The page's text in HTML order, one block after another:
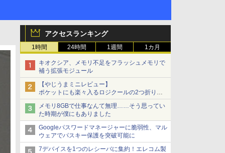
アクセスランキング
1時間 24時間 1週間 1カ月
キオクシア、メモリ不足をフラッシュメモリで
補う拡張モジュール
【やじうまミニレビュー】
ポケットにも楽々入るロジクールの2つ折りマ
ウス「Mobi Fold」。その気になるギミックと
は？
メモリ8GBで仕事なんて無理……そう思ってい
た時期が僕にもありました
Googleパスワードマネージャーに脆弱性、マル
ウェアでパスキー保護を突破可能に
7デバイスを1つのレシーバに集約！エレコム製